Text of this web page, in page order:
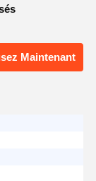
Maintenant